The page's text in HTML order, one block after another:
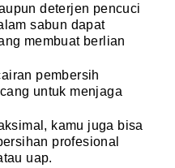
deterjen pencuci
sabun dapat
membuat berlian
pembersih
untuk menjaga
kamu juga bisa
profesional
uap.